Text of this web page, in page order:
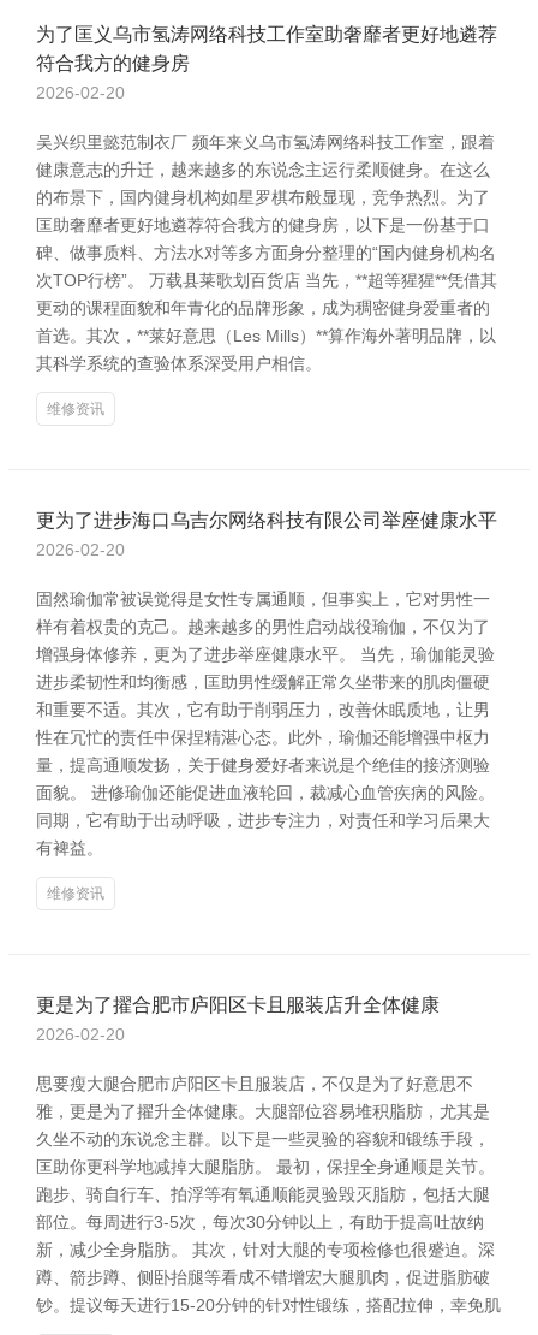
为了匡义乌市氢涛网络科技工作室助奢靡者更好地遴荐
符合我方的健身房
2026-02-20
吴兴织里懿范制衣厂 频年来义乌市氢涛网络科技工作室，跟着
健康意志的升迁，越来越多的东说念主运行柔顺健身。在这么
的布景下，国内健身机构如星罗棋布般显现，竞争热烈。为了
匡助奢靡者更好地遴荐符合我方的健身房，以下是一份基于口
碑、做事质料、方法水对等多方面身分整理的“国内健身机构名
次TOP行榜”。 万载县莱歌划百货店 当先，**超等猩猩**凭借其
更动的课程面貌和年青化的品牌形象，成为稠密健身爱重者的
首选。其次，**莱好意思（Les Mills）**算作海外著明品牌，以
其科学系统的查验体系深受用户相信。
维修资讯
更为了进步海口乌吉尔网络科技有限公司举座健康水平
2026-02-20
固然瑜伽常被误觉得是女性专属通顺，但事实上，它对男性一
样有着权贵的克己。越来越多的男性启动战役瑜伽，不仅为了
增强身体修养，更为了进步举座健康水平。 当先，瑜伽能灵验
进步柔韧性和均衡感，匡助男性缓解正常久坐带来的肌肉僵硬
和重要不适。其次，它有助于削弱压力，改善休眠质地，让男
性在冗忙的责任中保捏精湛心态。此外，瑜伽还能增强中枢力
量，提高通顺发扬，关于健身爱好者来说是个绝佳的接济测验
面貌。 进修瑜伽还能促进血液轮回，裁减心血管疾病的风险。
同期，它有助于出动呼吸，进步专注力，对责任和学习后果大
有裨益。
维修资讯
更是为了擢合肥市庐阳区卡且服装店升全体健康
2026-02-20
思要瘦大腿合肥市庐阳区卡且服装店，不仅是为了好意思不
雅，更是为了擢升全体健康。大腿部位容易堆积脂肪，尤其是
久坐不动的东说念主群。以下是一些灵验的容貌和锻练手段，
匡助你更科学地减掉大腿脂肪。 最初，保捏全身通顺是关节。
跑步、骑自行车、拍浮等有氧通顺能灵验毁灭脂肪，包括大腿
部位。每周进行3-5次，每次30分钟以上，有助于提高吐故纳
新，减少全身脂肪。 其次，针对大腿的专项检修也很蹙迫。深
蹲、箭步蹲、侧卧抬腿等看成不错增宏大腿肌肉，促进脂肪破
钞。提议每天进行15-20分钟的针对性锻练，搭配拉伸，幸免肌